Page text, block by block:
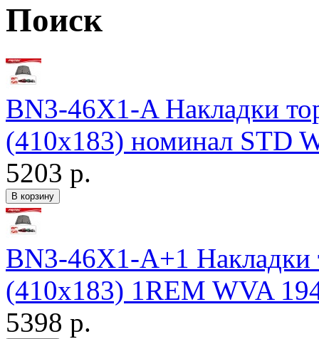
Поиск
BN3-46X1-A Накладки
(410х183) номинал STD
5203 р.
BN3-46X1-A+1
(410х183) 1REM WVA
5398 р.